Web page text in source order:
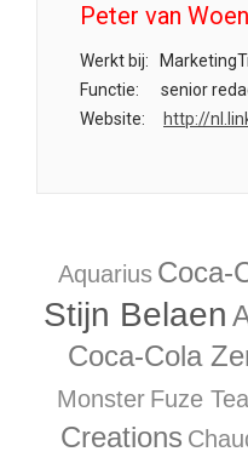
Peter van
Werkt bij:
Functie:
senior
Website:
http://
Aquarius Coca-
Stijn Belaen
Coca-Cola
Monster Fuze Tea
Creations